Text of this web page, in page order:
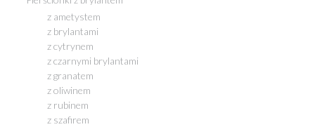
z ametystem
z brylantami
z cytrynem
z czarnymi brylantami
z granatem
z oliwinem
z rubinem
z szafirem